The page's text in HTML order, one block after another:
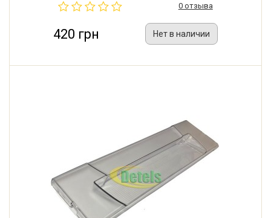
0 отзыва
420 грн Нет в наличии